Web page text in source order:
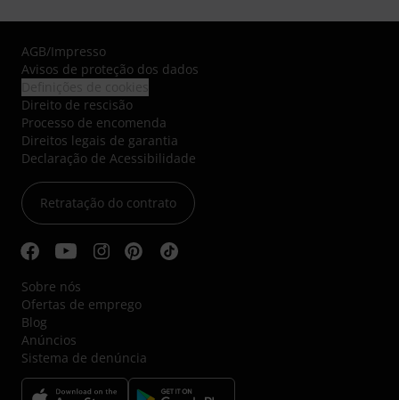
AGB/Impresso
Avisos de proteção dos dados
Direito de rescisão
Processo de encomenda
Direitos legais de garantia
Declaração de Acessibilidade
Retratação do contrato
Sobre nós
Ofertas de emprego
Blog
Anúncios
Sistema de denúncia